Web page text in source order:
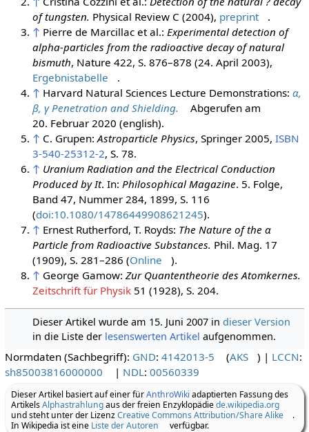
of tungsten. Physical Review C (2004), preprint
.
↑ Pierre de Marcillac et al.: Experimental detection of
alpha-particles from the radioactive decay of natural
bismuth, Nature 422, S. 876–878 (24. April 2003),
Ergebnistabelle
.
↑ Harvard Natural Sciences Lecture Demonstrations: α,
β, γ Penetration and Shielding.
Abgerufen am
20. Februar 2020 (english).
↑ C. Grupen:Astroparticle Physics, Springer 2005, ISBN
3-540-25312-2, S. 78.
↑ Uranium Radiation and the Electrical Conduction
Produced by It. In: Philosophical Magazine. 5. Folge,
Band 47, Nummer 284, 1899, S. 116
(doi:10.1080/14786449908621245).
↑ Ernest Rutherford, T. Royds: The Nature of the α
Particle from Radioactive Substances. Phil. Mag. 17
(1909), S. 281–286 (Online
).
↑ George Gamow: Zur Quantentheorie des Atomkernes.
Zeitschrift für Physik51 (1928), S. 204.
Dieser Artikel wurde am 15. Juni 2007 in dieser Version
in die Liste der lesenswerten Artikel aufgenommen.
Normdaten (Sachbegriff): GND: 4142013-5 (AKS ) | LCCN:
sh85003816000000
| NDL: 00560339
Dieser Artikel basiert auf einer fürAnthroWiki adaptierten Fassung des
ArtikelsAlphastrahlungaus der freien Enzyklopädiede.wikipedia.org
und steht unter der LizenzCreative Commons Attribution/Share Alike
.
In Wikipedia ist eine Liste der Autoren verfügbar.